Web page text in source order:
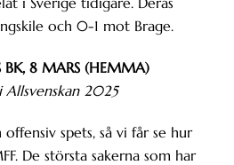
och 0-1 mot Brage.
BK, 8 MARS (HEMMA)
i Allsvenskan 2025
spets, så vi får se hur
De största sakerna som har